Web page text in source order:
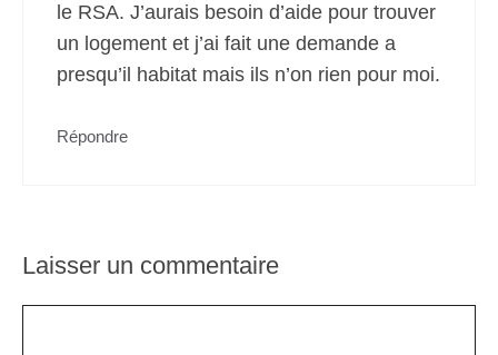
le RSA. J’aurais besoin d’aide pour trouver
un logement et j’ai fait une demande a
presqu’il habitat mais ils n’on rien pour moi.
Répondre
Laisser un commentaire